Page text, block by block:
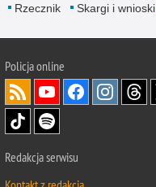
Rzecznik Skargi i wnioski
Policjaonline
Redakcja serwisu